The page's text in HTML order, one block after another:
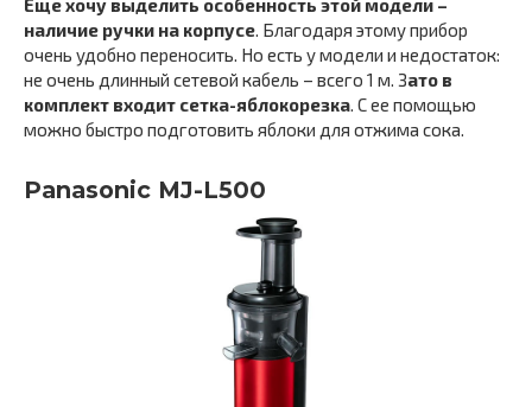
Еще хочу выделить особенность этой модели –
наличие ручки на корпусе. Благодаря этому прибор
очень удобно переносить. Но есть у модели и недостаток:
не очень длинный сетевой кабель – всего 1 м. Зато в
комплект входит сетка-яблокорезка. С ее помощью
можно быстро подготовить яблоки для отжима сока.
Panasonic MJ-L500